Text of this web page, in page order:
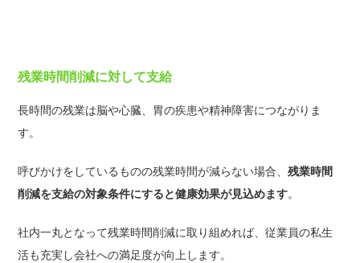
残業時間削減に対して支給
長時間の残業は脳や心臓、胃の疾患や精神障害につながりま
す。
呼びかけをしているものの残業時間が減らない場合、残業時間
削減を支給の対象条件にすると健康効果が見込めます。
社内一丸となって残業時間削減に取り組めれば、従業員の私生
活も充実し会社への満足度が向上します。